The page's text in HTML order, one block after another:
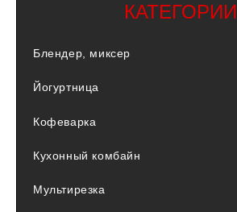
КАТЕГОРИИ
Блендер, миксер
Йогуртница
Кофеварка
Кухонный комбайн
Мультирезка